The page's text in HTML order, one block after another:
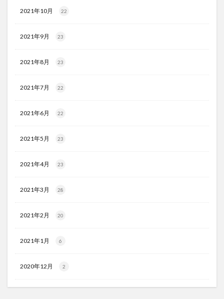
2021年10月 22
2021年9月 23
2021年8月 23
2021年7月 22
2021年6月 22
2021年5月 23
2021年4月 23
2021年3月 28
2021年2月 20
2021年1月 6
2020年12月 2